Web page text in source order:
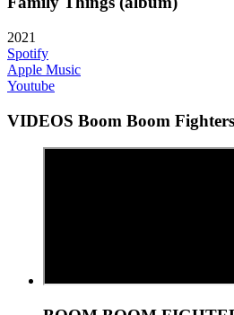
2021
Spotify
Apple Music
Youtube
VIDEOS Boom Boom Fighters